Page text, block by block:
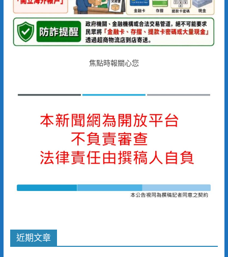
焦點時報關心您
近期文章